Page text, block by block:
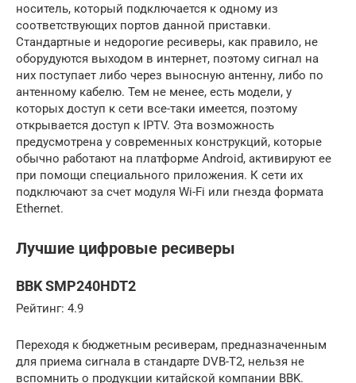
носитель, который подключается к одному из
соответствующих портов данной приставки.
Стандартные и недорогие ресиверы, как правило, не
оборудуются выходом в интернет, поэтому сигнал на
них поступает либо через выносную антенну, либо по
антенному кабелю. Тем не менее, есть модели, у
которых доступ к сети все-таки имеется, поэтому
открывается доступ к IPTV. Эта возможность
предусмотрена у современных конструкций, которые
обычно работают на платформе Android, активируют ее
при помощи специального приложения. К сети их
подключают за счет модуля Wi-Fi или гнезда формата
Ethernet.
Лучшие цифровые ресиверы
BBK SMP240HDT2
Рейтинг: 4.9
Переходя к бюджетным ресиверам, предназначенным
для приема сигнала в стандарте DVB-T2, нельзя не
вспомнить о продукции китайской компании BBK.